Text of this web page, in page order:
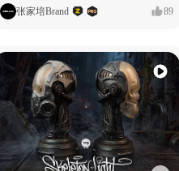
张家培Brand 89